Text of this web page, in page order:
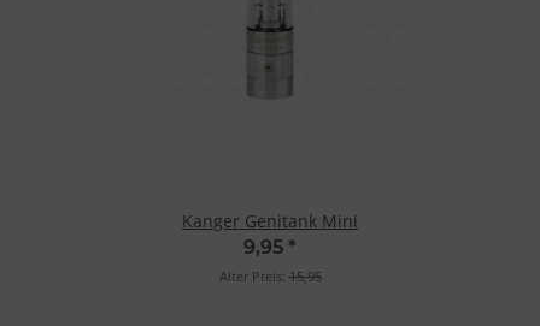
Kanger Genitank Mini
9,95 *
Alter Preis: 15,95